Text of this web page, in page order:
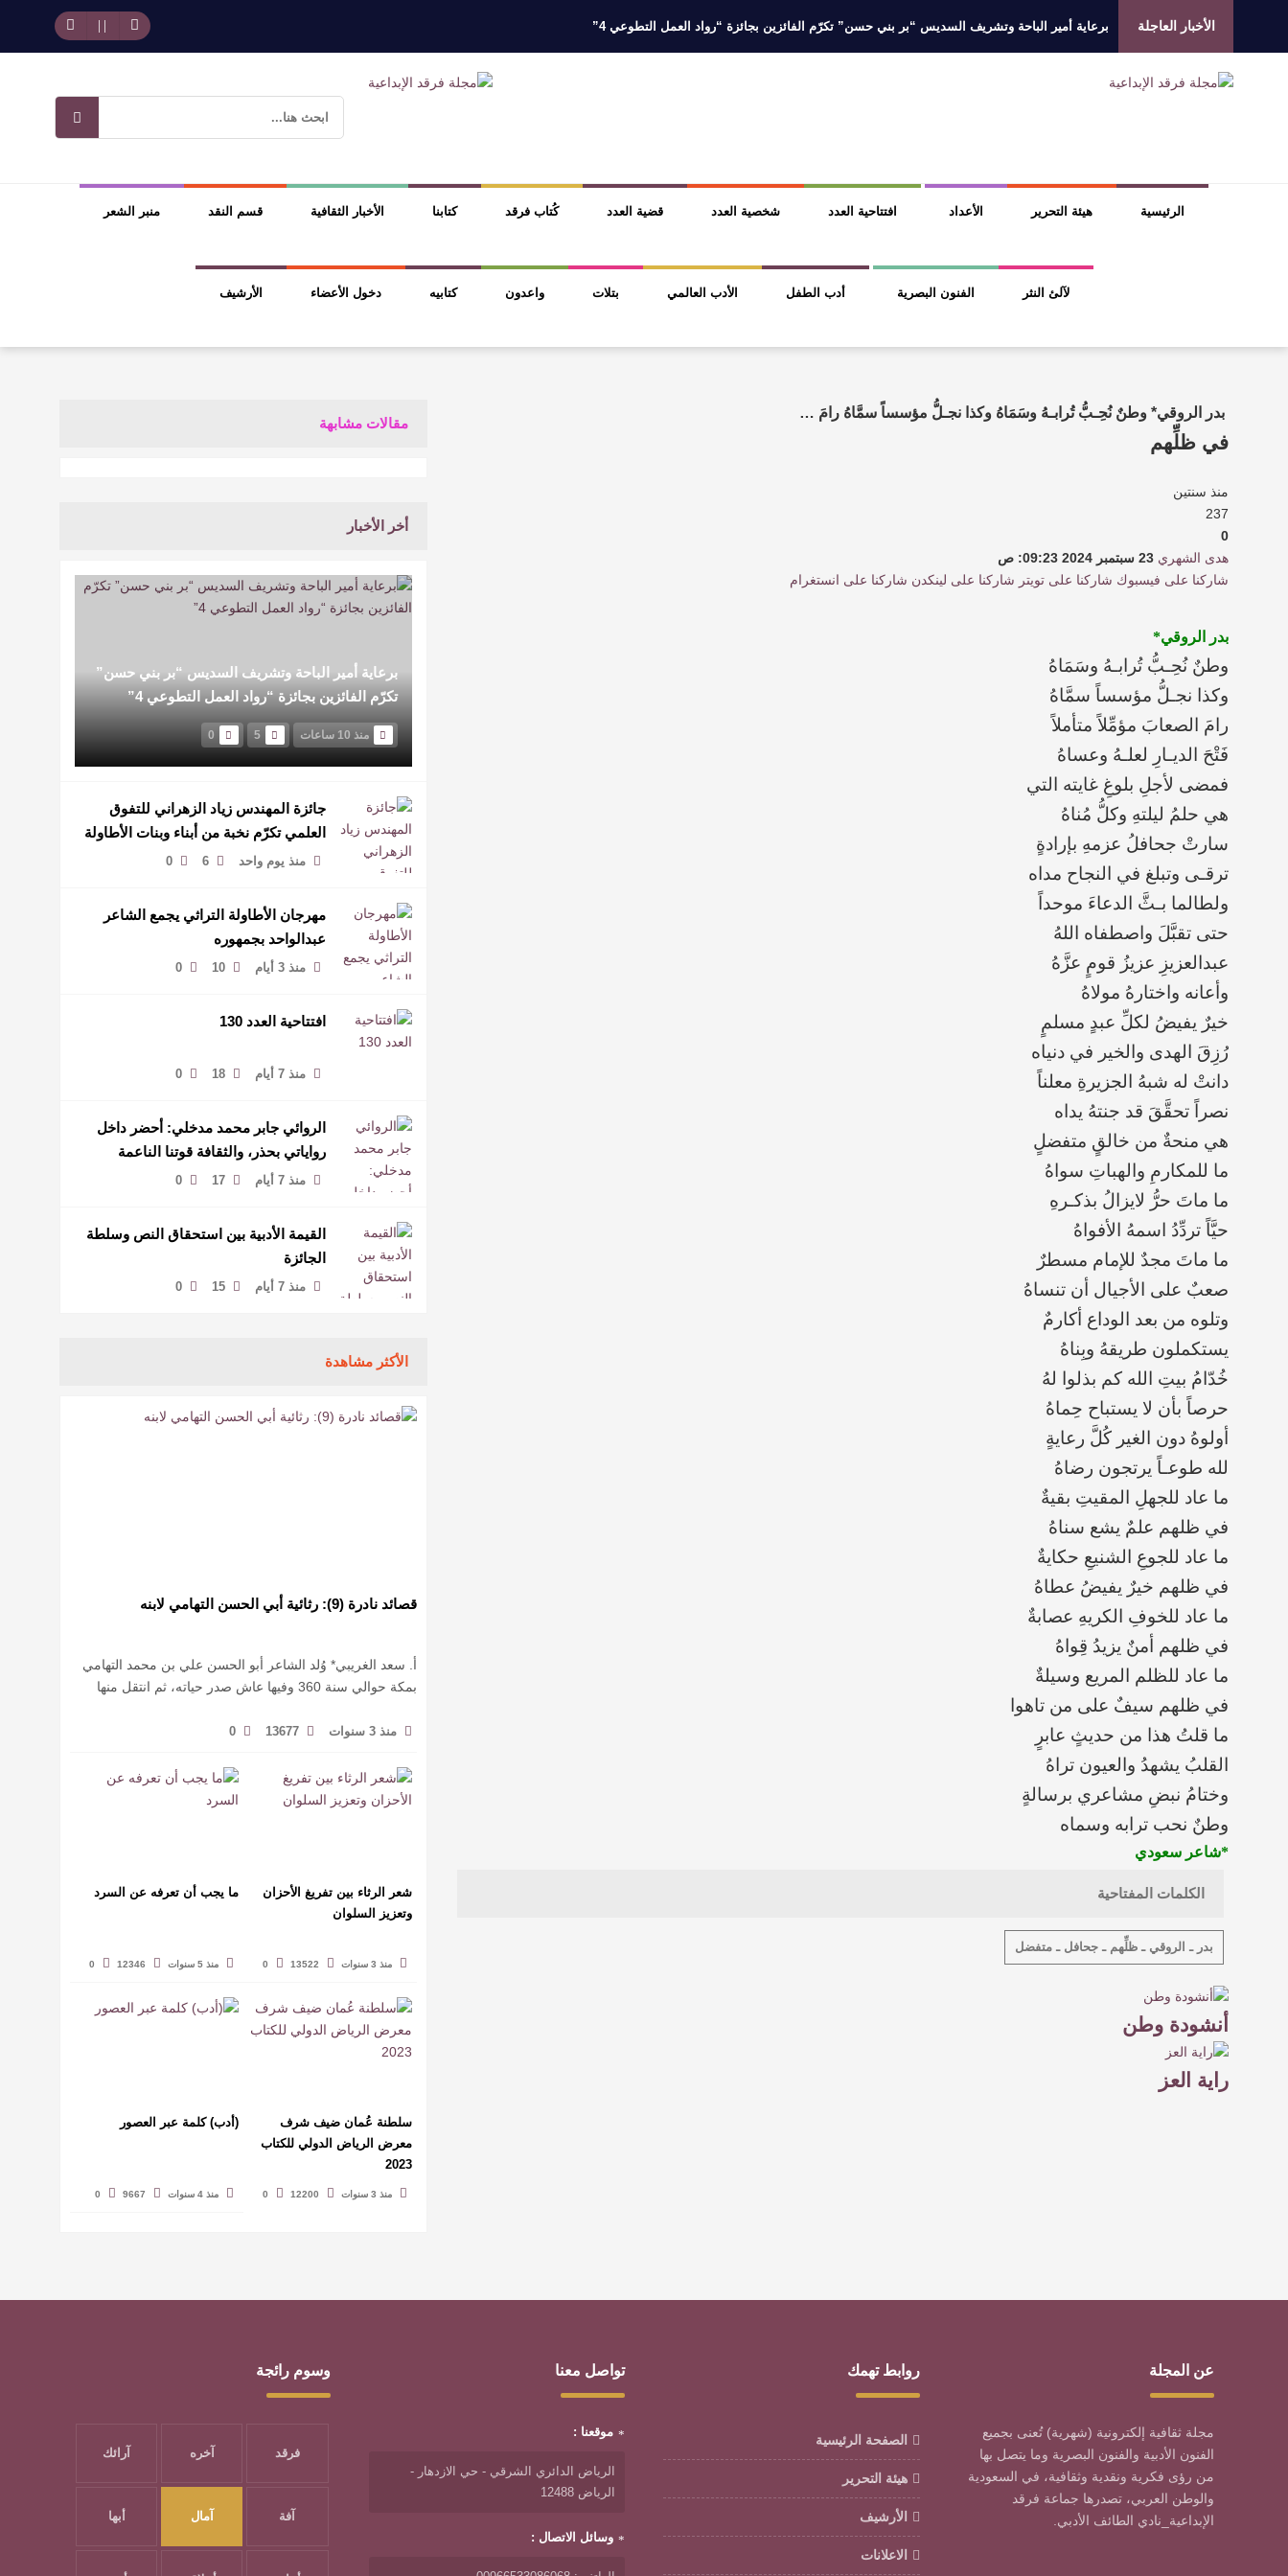
الأخبار العاجلة برعاية أمير الباحة وتشريف السديس “بر بني حسن” تكرّم الفائزين بجائزة “رواد العمل التطوعي 4”
مهرجان الأطاولة التراثي يجمع الشاعر عبدالواحد بجمهوره
​ اللون الأحمر وشاح سردية الأدب وسر رمزية النصوص
آليات البناء الاستهلالي في رواية : ( على كف رتويت ) للدكتورة زينب الخضيري
الرئيسية
هيئة التحرير الأعداد افتتاحية العدد شخصية العدد قضية العدد كُتاب فرقد كتابنا الأخبار الثقافية قسم النقد منبر الشعر
لآلئ النثر الفنون البصرية أدب الطفل الأدب العالمي بتلات واعدون كتابيه دخول الأعضاء الأرشيف
مقالات مشابهة
أخر الأخبار
برعاية أمير الباحة وتشريف السديس “بر بني حسن”
تكرّم الفائزين بجائزة “رواد العمل التطوعي 4”
منذ 10 ساعات 5
0
جائزة المهندس زياد الزهراني للتفوق
العلمي تكرّم نخبة من أبناء وبنات الأطاولة
منذ يوم واحد 6
0
مهرجان الأطاولة التراثي يجمع الشاعر
عبدالواحد بجمهوره
منذ 3 أيام 10
0
افتتاحية العدد 130
منذ 7 أيام 18
0
الروائي جابر محمد مدخلي: أحضر داخل
رواياتي بحذر، والثقافة قوتنا الناعمة
لمخاطبة العالم.
منذ 7 أيام 17
0
القيمة الأدبية بين استحقاق النص وسلطة
الجائزة
منذ 7 أيام 15
0
الأكثر مشاهدة
قصائد نادرة (9): رثائية أبي الحسن التهامي لابنه
أ. سعد الغريبي* وُلد الشاعر أبو الحسن علي بن محمد التهامي
بمكة حوالي سنة 360 وفيها عاش صدر حياته، ثم انتقل منها
منذ 3 سنوات 13677
0
شعر الرثاء بين تفريغ الأحزان
وتعزيز السلوان
منذ 3 سنوات 13522
0
ما يجب أن تعرفه عن السرد
منذ 5 سنوات 12346
0
سلطنة عُمان ضيف شرف
معرض الرياض الدولي للكتاب
2023
منذ 3 سنوات 12200
0
(أدب) كلمة عبر العصور
منذ 4 سنوات 9667
0
‏ بدر الروقي* وطنٌ نُحِـبُّ تُرابـهُ وسَمَاهُ ‏وكذا نجـلُّ مؤسساً سمَّاهُ ‏رامَ …
في ظلِّهم
منذ سنتين
237
0
هدى الشهري 23 سبتمبر 2024 09:23: ص
شاركنا على فيسبوك شاركنا على تويتر شاركنا على لينكدن شاركنا على انستغرام
بدر الروقي*
وطنٌ نُحِـبُّ تُرابـهُ وسَمَاهُ
‏وكذا نجـلُّ مؤسساً سمَّاهُ
‏رامَ الصعابَ مؤمِّلاً متأملاً
‏فَتْحَ الديـارِ لعلـهُ وعساهُ
‏فمضى لأجلِ بلوغِ غايته التي
‏هي حلمُ ليلتهِ وكلُّ مُناهُ
‏سارتْ جحافلُ عزمهِ بإرادةٍ
‏ترقـى وتبلغ في النجاح مداه
‏ولطالما بـثَّ الدعاءَ موحداً
‏حتى تقبَّلَ واصطفاه اللهُ
‏عبدالعزيزِ عزيزُ قومٍ عزَّهُ
‏وأعانه واختارهُ مولاهُ
‏خيرٌ يفيضُ لكلِّ عبدٍ مسلمٍ
‏رُزِقَ الهدى والخير في دنياه
‏دانتْ له شبهُ الجزيرةِ معلناً
‏نصراً تحقَّقَ قد جنتهُ يداه
‏هي منحةٌ من خالقٍ متفضلٍ
‏ما للمكارمِ والهباتِ سواهُ
‏ما ماتَ حرُّ لايزالُ بذكـرهِ
‏حيَّاً تردِّدُ اسمهُ الأفواهُ
‏ما ماتَ مجدٌ للإمام مسطرٌ
‏صعبٌ على الأجيال أن تنساهُ
‏وتلوه من بعد الوداع أكارمٌ
‏يستكملون طريقهُ وبِناهُ
‏خُدّامُ بيتِ الله كم بذلوا لهُ
‏حرصاً بأن لا يستباح حِماهُ
‏أولوهُ دون الغير كُلَّ رعايةٍ
‏لله طوعـاً يرتجون رضاهُ
‏ما عاد للجهلِ المقيتِ بقيةٌ
‏في ظلهم علمٌ يشع سناهُ
‏ما عاد للجوعِ الشنيعِ حكايةٌ
‏في ظلهم خيرٌ يفيضُ عطاهُ
‏ما عاد للخوفِ الكريهِ عصابةٌ
‏في ظلهم أمنٌ يزيدُ قِواهُ
‏ما عاد للظلم المريع وسيلةٌ
‏في ظلهم سيفٌ على من تاهوا
‏ما قلتُ هذا من حديثٍ عابرٍ
‏القلبُ يشهدُ والعيون تراهُ
‏وختامُ نبضِ مشاعري برسالةٍ
‏وطنٌ نحب ترابه وسماه
*شاعر سعودي
الكلمات المفتاحية
بدر ـ الروقي ـ ظلِّهم ـ جحافل ـ متفضل
أنشودة وطن
راية العز
عن المجلة
مجلة ثقافية إلكترونية (شهرية) تُعنى بجميع
الفنون الأدبية والفنون البصرية وما يتصل بها
من رؤى فكرية ونقدية وثقافية، في السعودية
والوطن العربي، تصدرها جماعة فرقد
الإبداعية_نادي الطائف الأدبي.
روابط تهمك
الصفحة الرئيسية
هيئة التحرير
الأرشيف
الاعلانات
تواصل معنا
موقعنا :
الرياض الدائري الشرقي - حي الازدهار -
الرياض 12488
وسائل الاتصال :
وسوم رائجة
فرقد آخره آرائك
آفة آمال أبها